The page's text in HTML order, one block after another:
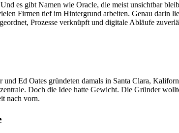
es gibt Namen wie Oracle, die meist unsichtbar
Firmen tief im Hintergrund arbeiten. Genau darin
Prozesse verknüpft und digitale Abläufe
Ed Oates gründeten damals in Santa Clara,
Doch die Idee hatte Gewicht. Die Gründer
nach vorn.